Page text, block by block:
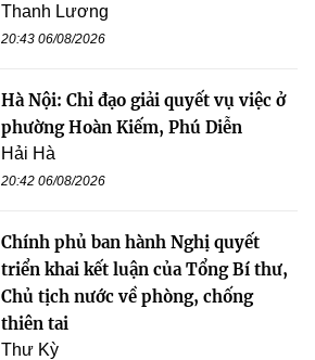
Thanh Lương
20:43 06/08/2026
Hà Nội: Chỉ đạo giải quyết vụ việc ở
phường Hoàn Kiếm, Phú Diễn
Hải Hà
20:42 06/08/2026
Chính phủ ban hành Nghị quyết
triển khai kết luận của Tổng Bí thư,
Chủ tịch nước về phòng, chống
thiên tai
Thư Kỳ